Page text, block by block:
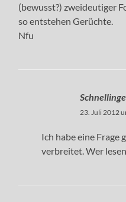
(bewusst?) zweideutiger
so entstehen Gerüchte.
Nfu
23. Juli 2012
Ich habe eine Frage
verbreitet. Wer